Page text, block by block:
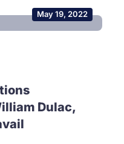
May 19, 2022
Dulac,